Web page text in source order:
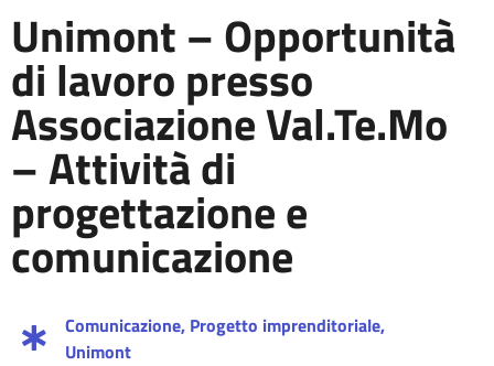
Unimont – Opportunità
di lavoro presso
Associazione Val.Te.Mo
– Attività di
progettazione e
comunicazione
Comunicazione, Progetto imprenditoriale,
Unimont